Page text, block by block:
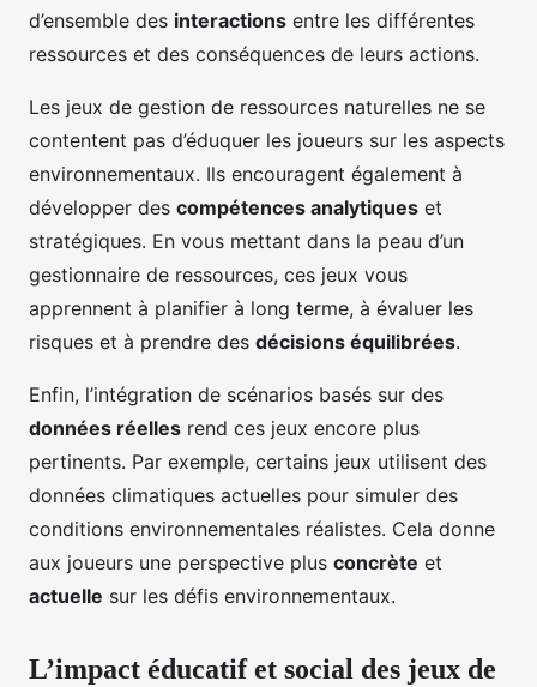
d’ensemble des interactions entre les différentes
ressources et des conséquences de leurs actions.
Les jeux de gestion de ressources naturelles ne se
contentent pas d’éduquer les joueurs sur les aspects
environnementaux. Ils encouragent également à
développer des compétences analytiques et
stratégiques. En vous mettant dans la peau d’un
gestionnaire de ressources, ces jeux vous
apprennent à planifier à long terme, à évaluer les
risques et à prendre des décisions équilibrées.
Enfin, l’intégration de scénarios basés sur des
données réelles rend ces jeux encore plus
pertinents. Par exemple, certains jeux utilisent des
données climatiques actuelles pour simuler des
conditions environnementales réalistes. Cela donne
aux joueurs une perspective plus concrète et
actuelle sur les défis environnementaux.
L’impact éducatif et social des jeux de